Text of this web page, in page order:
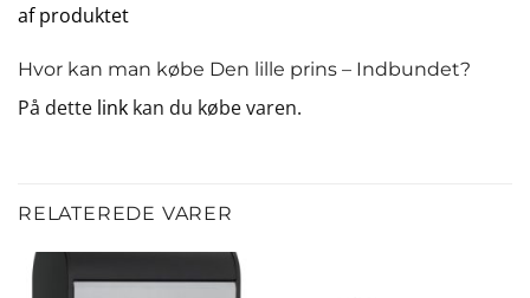
af produktet
Hvor kan man købe Den lille prins – Indbundet?
På dette link kan du købe varen.
RELATEREDE VARER